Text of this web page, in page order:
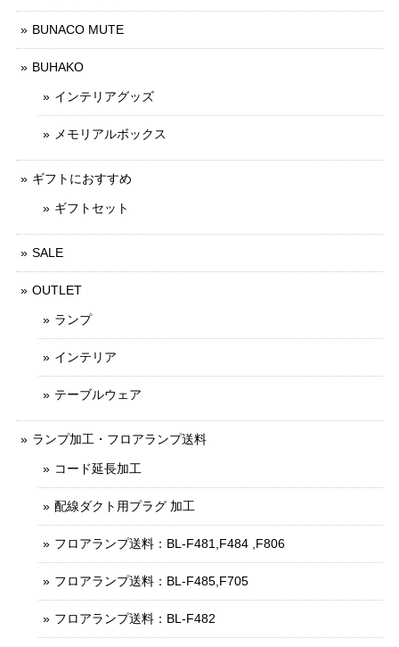
BUNACO MUTE
BUHAKO
インテリアグッズ
メモリアルボックス
ギフトにおすすめ
ギフトセット
SALE
OUTLET
ランプ
インテリア
テーブルウェア
ランプ加工・フロアランプ送料
コード延長加工
配線ダクト用プラグ 加工
フロアランプ送料：BL-F481,F484 ,F806
フロアランプ送料：BL-F485,F705
フロアランプ送料：BL-F482